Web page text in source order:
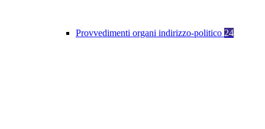
Provvedimenti organi indirizzo-politico 24